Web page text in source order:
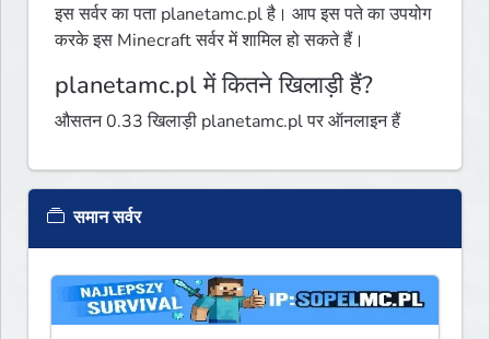
इस सर्वर का पता planetamc.pl है। आप इस पते का उपयोग
करके इस Minecraft सर्वर में शामिल हो सकते हैं।
planetamc.pl में कितने खिलाड़ी हैं?
औसतन 0.33 खिलाड़ी planetamc.pl पर ऑनलाइन हैं
समान सर्वर